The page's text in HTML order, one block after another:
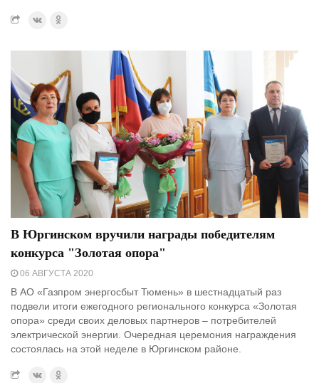
В Юргинском вручили награды победителям
конкурса "Золотая опора"
06 АВГУСТА 2020
В АО «Газпром энергосбыт Тюмень» в шестнадцатый раз
подвели итоги ежегодного регионального конкурса «Золотая
опора» среди своих деловых партнеров – потребителей
электрической энергии. Очередная церемония награждения
состоялась на этой неделе в Юргинском районе.